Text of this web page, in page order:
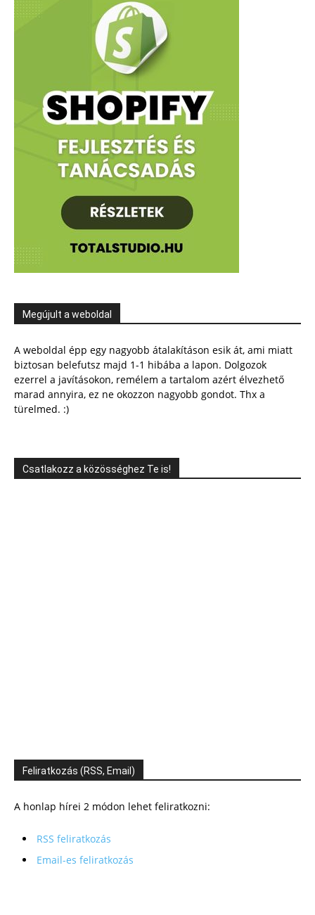
Megújult a weboldal
A weboldal épp egy nagyobb átalakításon esik át, ami miatt
biztosan belefutsz majd 1-1 hibába a lapon. Dolgozok
ezerrel a javításokon, remélem a tartalom azért élvezhető
marad annyira, ez ne okozzon nagyobb gondot. Thx a
türelmed. :)
Csatlakozz a közösséghez Te is!
Feliratkozás (RSS, Email)
A honlap hírei 2 módon lehet feliratkozni:
RSS feliratkozás
Email-es feliratkozás